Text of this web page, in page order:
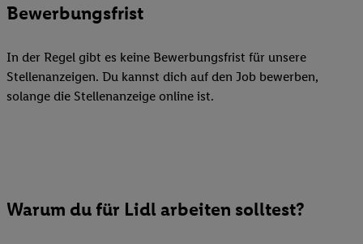
Bewerbungsfrist
In der Regel gibt es keine Bewerbungsfrist für unsere
Stellenanzeigen. Du kannst dich auf den Job bewerben,
solange die Stellenanzeige online ist.
Warum du für Lidl arbeiten solltest?